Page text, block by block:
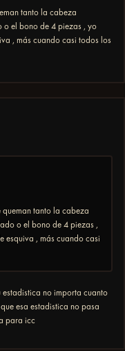
tanto la cabeza
o el bono de 4 piezas , yo
, más cuando casi todos los
queman tanto la cabeza
o el bono de 4 piezas ,
esquiva , más cuando casi
no importa cuanto
esa estadistica no pasa
para icc